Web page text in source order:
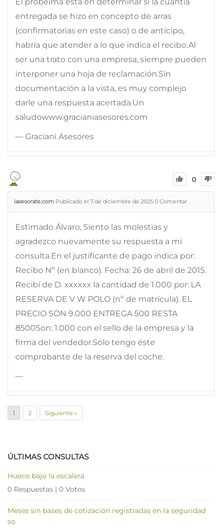
entregada se hizo en concepto de arras
(confirmatorias en este caso) o de anticipo,
habría que atender a lo que indica el recibo.Al
ser una trato con una empresa, siempre pueden
interponer una hoja de reclamación.Sin
documentación a la vista, es muy complejo
darle una respuesta acertada.Un
saludowww.gracianiasesores.com
— Graciani Asesores
0
iasesorate.com Publicado el 7 de diciembre de 2025 0 Comentar
Estimado Álvaro, Siento las molestias y
agradezco nuevamente su respuesta a mi
consulta.En el justificante de pago indica por:
Recibo Nº (en blanco). Fecha: 26 de abril de 2015.
Recibí de D. xxxxxx la cantidad de 1.000 por: LA
RESERVA DE V W POLO (nº de matrícula). EL
PRECIO SON 9.000 ENTREGA 500 RESTA
8500Son: 1.000 con el sello de la empresa y la
firma del vendedor.Sólo tengo éste
comprobante de la reserva del coche.
—
1 2 Siguiente »
ÚLTIMAS CONSULTAS
Hueco bajo la escalera
0 Respuestas | 0 Votos
Meses sin bases de cotización registradas en la seguridad
so